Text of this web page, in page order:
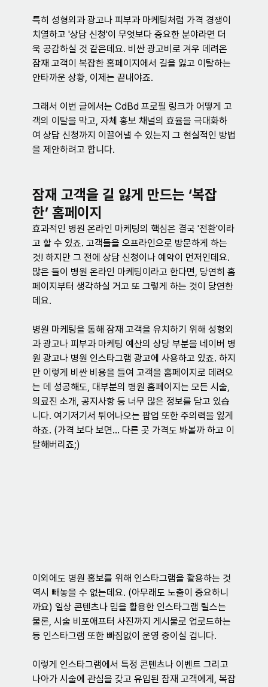
특히 성형외과 광고나 피부과 마케팅처럼 가격 경쟁이
치열하고 '상담 신청'이 무엇보다 중요한 분야라면 더
욱 공감하실 것 같은데요. 비싼 광고비로 겨우 데려온
잠재 고객이 복잡한 홈페이지에서 길을 잃고 이탈하는
안타까운 상황, 이제는 끝내야죠.
그래서 이번 글에서는 CdBd 프로필 링크가 어떻게 고
객의 이탈을 막고, 자체 홍보 채널의 효율을 극대화하
여 상담 신청까지 이끌어낼 수 있는지 그 현실적인 방법
을 제안하려고 합니다.
잠재 고객을 길 잃게 만드는 ‘복잡
한’ 홈페이지
효과적인 병원 온라인 마케팅의 핵심은 결국 '전환'이라
고 할 수 있죠. 고객들을 오프라인으로 방문하게 하는
것! 하지만 그 전에 상담 신청이나 예약이 먼저인데요.
많은 들이 병원 온라인 마케팅이라고 한다면, 당연히 홈
페이지부터 생각하실 거고 또 그렇게 하는 것이 당연한
데요.
병원 마케팅을 통해 잠재 고객을 유치하기 위해 성형외
과 광고나 피부과 마케팅 예산의 상당 부분을 네이버 병
원 광고나 병원 인스타그램 광고에 사용하고 있죠. 하지
만 이렇게 비싼 비용을 들여 고객을 홈페이지로 데려오
는 데 성공해도, 대부분의 병원 홈페이지는 모든 시술,
의료진 소개, 공지사항 등 너무 많은 정보를 담고 있습
니다. 여기저기서 튀어나오는 팝업 또한 주의력을 잃게
하죠. (가격 보다 보면… 다른 곳 가격도 봐볼까 하고 이
탈해버리죠;)
이외에도 병원 홍보를 위해 인스타그램을 활용하는 것
역시 빼놓을 수 없는데요. (아무래도 노출이 중요하니
까요) 일상 콘텐츠나 밈을 활용한 인스타그램 릴스는
물론, 시술 비포애프터 사진까지 게시물로 업로드하는
등 인스타그램 또한 빠짐없이 운영 중이실 겁니다.
이렇게 인스타그램에서 특정 콘텐츠나 이벤트 그리고
나아가 시술에 관심을 갖고 유입된 잠재 고객에게, 복잡